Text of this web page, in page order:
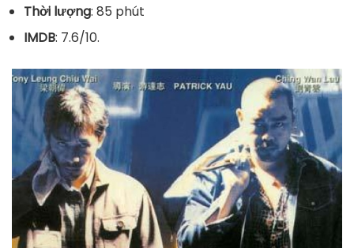
Thời lượng: 85 phút
IMDB: 7.6/10.